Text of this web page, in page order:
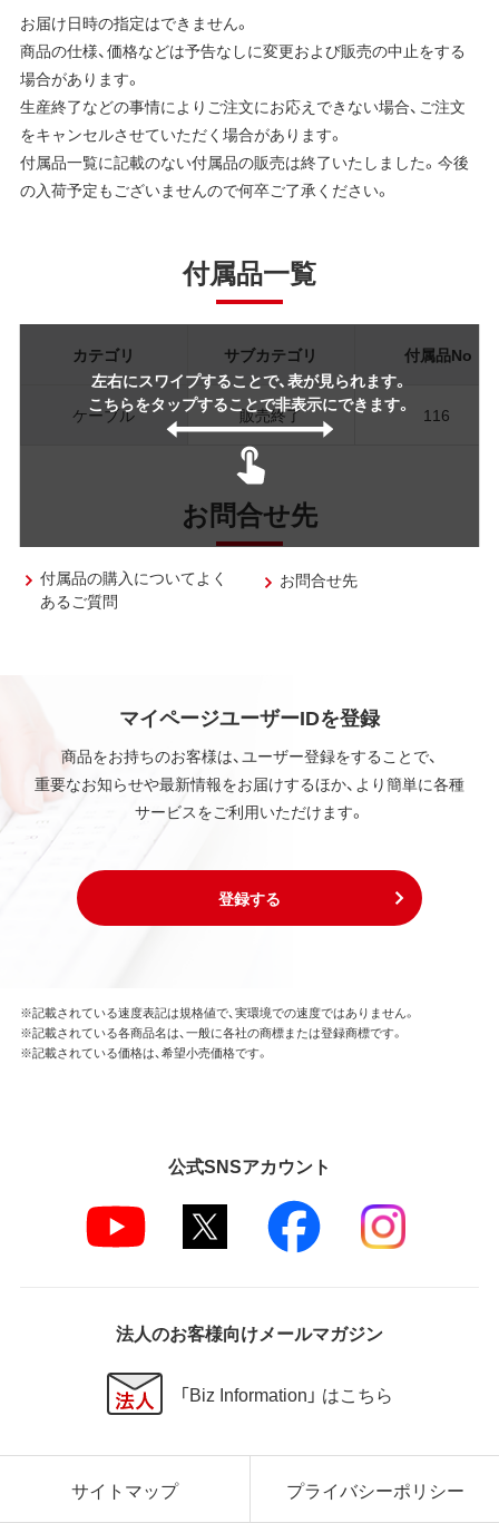
お届け日時の指定はできません。
商品の仕様、価格などは予告なしに変更および販売の中止をする
場合があります。
生産終了などの事情によりご注文にお応えできない場合、ご注文
をキャンセルさせていただく場合があります。
付属品一覧に記載のない付属品の販売は終了いたしました。今後
の入荷予定もございませんので何卒ご了承ください。
付属品一覧
左右にスワイプすることで、表が見られます。
こちらをタップすることで非表示にできます。
カテゴリ サブカテゴリ 付属品No
ケーブル 販売終了 116
お問合せ先
付属品の購入についてよく
あるご質問
お問合せ先
マイページユーザーIDを登録
商品をお持ちのお客様は、ユーザー登録をすることで、
重要なお知らせや最新情報をお届けするほか、より簡単に各種
サービスをご利用いただけます。
登録する
※記載されている速度表記は規格値で、実環境での速度ではありません。
※記載されている各商品名は、一般に各社の商標または登録商標です。
※記載されている価格は、希望小売価格です。
公式SNSアカウント
法人のお客様向けメールマガジン
「Biz Information」 はこちら
サイトマップ プライバシーポリシー